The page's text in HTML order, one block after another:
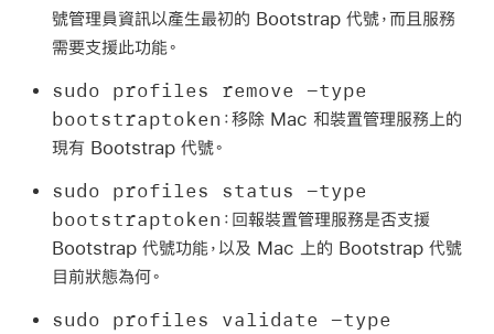
號管理員資訊以產生最初的 Bootstrap 代號，而且服務
需要支援此功能。
sudo profiles remove -type
bootstraptoken ：移除 Mac 和裝置管理服務上的
現有 Bootstrap 代號。
sudo profiles status -type
bootstraptoken ：回報裝置管理服務是否支援
Bootstrap 代號功能，以及 Mac 上的 Bootstrap 代號
目前狀態為何。
sudo profiles validate -type